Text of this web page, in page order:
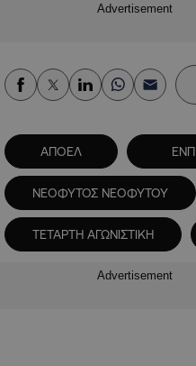
Advertisement
ΑΠΟΕΛ ΕΝΠ
ΝΕΟΦΥΤΟΣ ΝΕΟΦΥΤΟΥ
ΤΕΤΑΡΤΗ ΑΓΩΝΙΣΤΙΚΗ
Advertisement